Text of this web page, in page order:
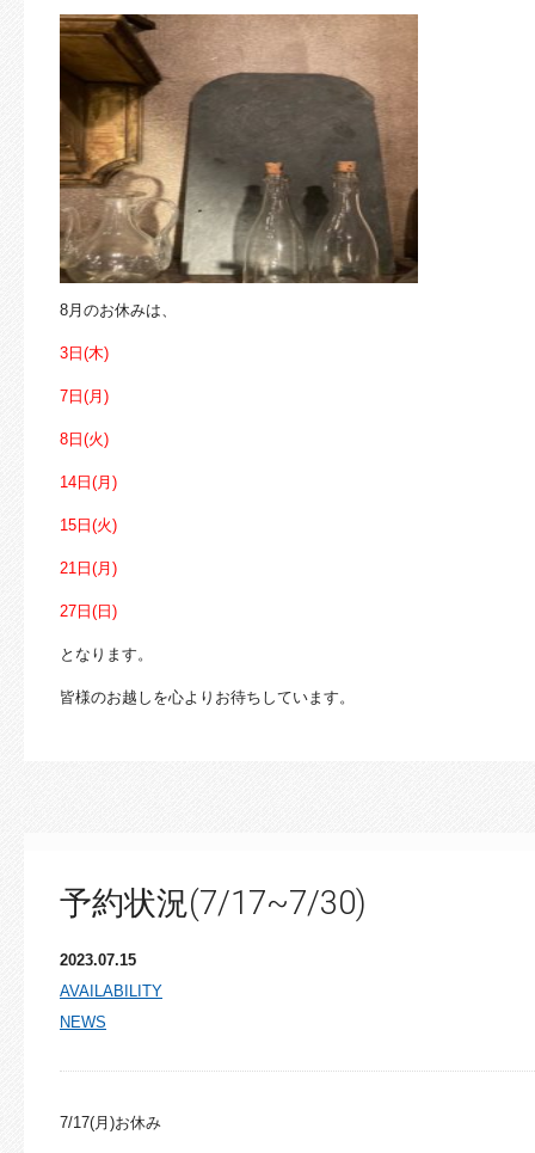
8月のお休みは、
3日(木)
7日(月 )
8日(火)
14日(月 )
15日(火)
21日(月 )
27日(日 )
となります。
皆様のお越しを心よりお待ちしています。
予約状況(7/17~7/30)
2023.07.15
AVAILABILITY
NEWS
7/17(月)お休み